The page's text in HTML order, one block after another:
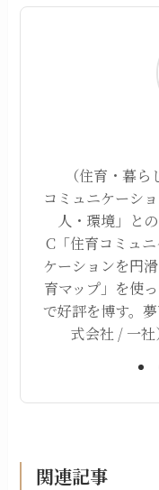
（住育・暮
コミュニケーシ
人・環境」と
C「住育コミュ
ケーションを円
育マップ」を使
で好評を博す。
式会社 / 一
関連記事